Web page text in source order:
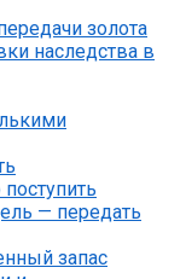
золота
наследства в
— передать
запас